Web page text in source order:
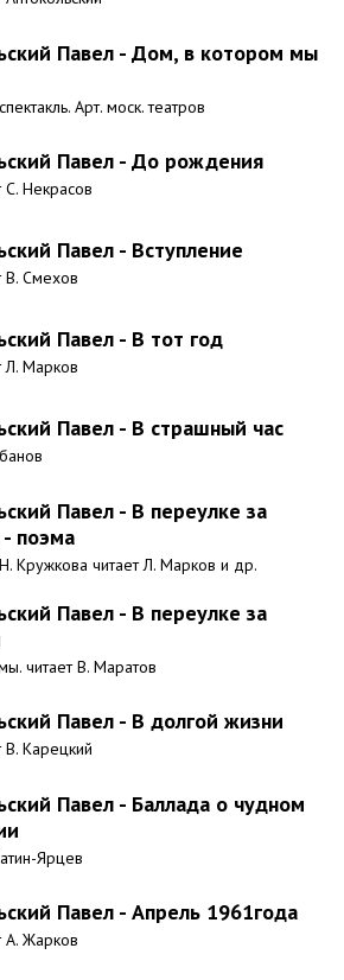
Павел - Дом, в котором мы
Арт. моск. театров
Павел - До рождения
С. Некрасов
Павел - Вступление
В. Смехов
Павел - В тот год
Л. Марков
Павел - В страшный час
Павел - В переулке за
поэма
Кружкова читает Л. Марков и др.
Павел - В переулке за
читает В. Маратов
Павел - В долгой жизни
В. Карецкий
Павел - Баллада о чудном
Ярцев
Павел - Апрель 1961года
А. Жарков